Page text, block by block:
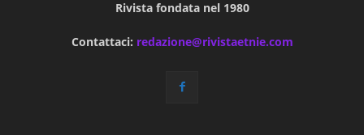
Rivista fondata nel 1980
Contattaci: redazione@rivistaetnie.com